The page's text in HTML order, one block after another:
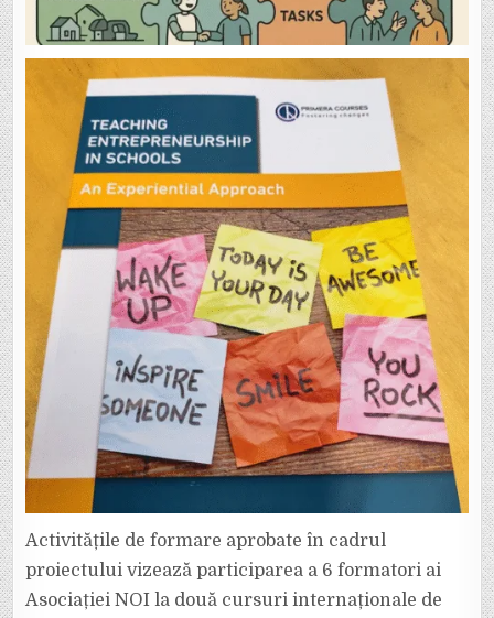
Activitățile de formare aprobate în cadrul
proiectului vizează participarea a 6 formatori ai
Asociației NOI la două cursuri internaționale de